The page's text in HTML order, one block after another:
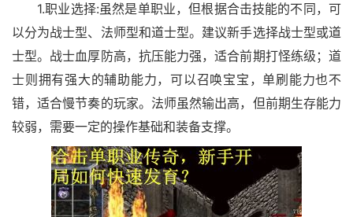
1.职业选择:虽然是单职业，但根据合击技能的不同，可
以分为战士型、法师型和道士型。建议新手选择战士型或道
士型。战士血厚防高，抗压能力强，适合前期打怪练级；道
士则拥有强大的辅助能力，可以召唤宝宝，单刷能力也不
错，适合慢节奏的玩家。法师虽然输出高，但前期生存能力
较弱，需要一定的操作基础和装备支撑。